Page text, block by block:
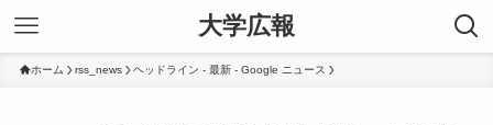
大学広報
ホーム rss_news ヘッドライン - 最新 - Google ニュース